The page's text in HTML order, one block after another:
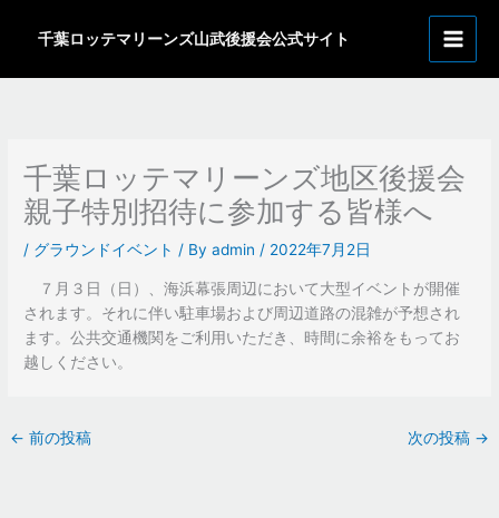
千葉ロッテマリーンズ山武後援会公式サイト
千葉ロッテマリーンズ地区後援会
親子特別招待に参加する皆様へ
/ グラウンドイベント / Byadmin/ 2022年7月2日
７月３日（日）、海浜幕張周辺において大型イベントが開催
されます。それに伴い駐車場および周辺道路の混雑が予想され
ます。公共交通機関をご利用いただき、時間に余裕をもってお
越しください。
← 前の投稿 次の投稿 →
ー